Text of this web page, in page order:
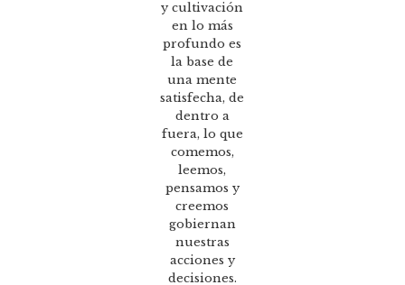
y cultivación
en lo más
profundo es
la base de
una mente
satisfecha, de
dentro a
fuera, lo que
comemos,
leemos,
pensamos y
creemos
gobiernan
nuestras
acciones y
decisiones.